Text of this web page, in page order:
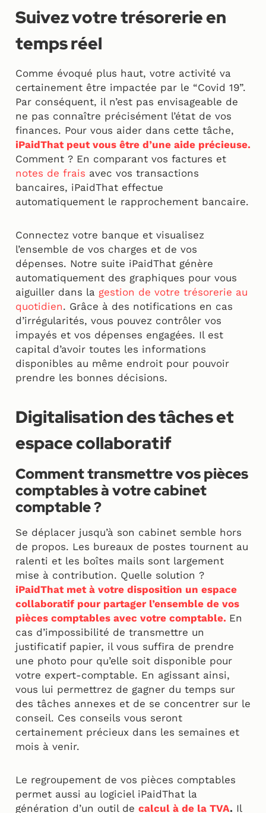
Suivez votre trésorerie en
temps réel
Comme évoqué plus haut, votre activité va
certainement être impactée par le “Covid 19”.
Par conséquent, il n’est pas envisageable de
ne pas connaître précisément l’état de vos
finances. Pour vous aider dans cette tâche,
iPaidThat peut vous être d’une aide précieuse.
Comment ? En comparant vos factures et
notes de frais avec vos transactions
bancaires, iPaidThat effectue
automatiquement le rapprochement bancaire.
Connectez votre banque et visualisez
l’ensemble de vos charges et de vos
dépenses. Notre suite iPaidThat génère
automatiquement des graphiques pour vous
aiguiller dans la gestion de votre trésorerie au
quotidien. Grâce à des notifications en cas
d’irrégularités, vous pouvez contrôler vos
impayés et vos dépenses engagées. Il est
capital d’avoir toutes les informations
disponibles au même endroit pour pouvoir
prendre les bonnes décisions.
Digitalisation des tâches et
espace collaboratif
Comment transmettre vos pièces
comptables à votre cabinet
comptable ?
Se déplacer jusqu’à son cabinet semble hors
de propos. Les bureaux de postes tournent au
ralenti et les boîtes mails sont largement
mise à contribution. Quelle solution ?
iPaidThat met à votre disposition un espace
collaboratif pour partager l’ensemble de vos
pièces comptables avec votre comptable. En
cas d’impossibilité de transmettre un
justificatif papier, il vous suffira de prendre
une photo pour qu’elle soit disponible pour
votre expert-comptable. En agissant ainsi,
vous lui permettrez de gagner du temps sur
des tâches annexes et de se concentrer sur le
conseil. Ces conseils vous seront
certainement précieux dans les semaines et
mois à venir.
Le regroupement de vos pièces comptables
permet aussi au logiciel iPaidThat la
génération d’un outil de calcul à de la TVA. Il